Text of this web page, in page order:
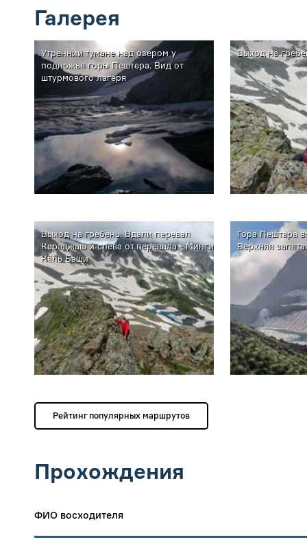
Галерея
Утренний тумане над озером у
подножья горы Пештера. Вид от
штурмового лагеря
Выход на
Выход на гребень. Вдали перевал
Караджаш и слева от перевала - Минги
Кёль Баши
Гора Пештара
Верхняя
Рейтинг популярных маршрутов
Прохождения
ФИО восходителя